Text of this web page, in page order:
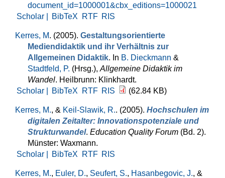
document_id=1000001&cbx_editions=1000021
Scholar |
BibTeX RTF RIS
Kerres, M. (2005). Gestaltungsorientierte
Mediendidaktik und ihr Verhältnis zur
Allgemeinen Didaktik. In B. Dieckmann &
Stadtfeld, P. (Hrsg.), Allgemeine Didaktik im
Wandel. Heilbrunn: Klinkhardt.
Scholar |
BibTeX RTF RIS (62.84 KB)
Kerres, M., & Keil-Slawik, R.. (2005). Hochschulen im
digitalen Zeitalter: Innovationspotenziale und
Strukturwandel. Education Quality Forum (Bd. 2).
Münster: Waxmann.
Scholar |
BibTeX RTF RIS
Kerres, M., Euler, D., Seufert, S., Hasanbegovic, J., &